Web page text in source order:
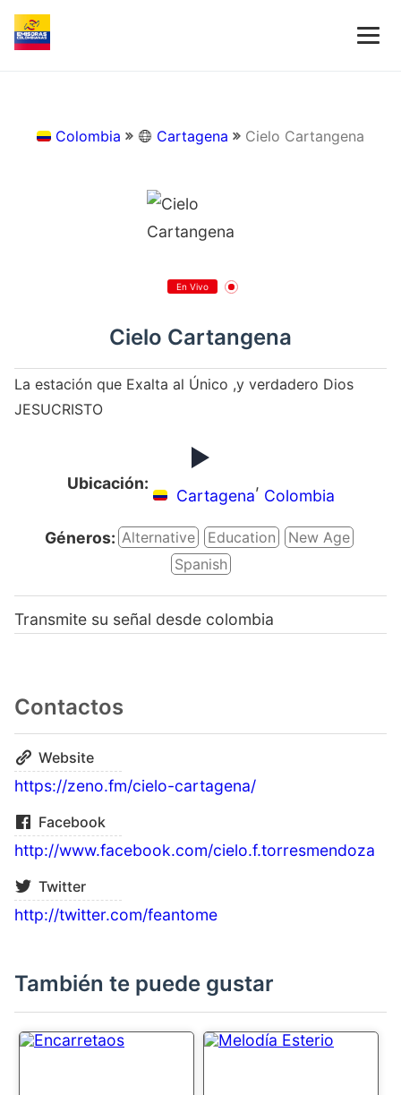
Colombia Cartagena Cielo Cartangena
En Vivo
Cielo Cartangena
La estación que Exalta al Único ,y verdadero Dios
JESUCRISTO
Ubicación:
Cartagena
,
Colombia
Géneros: Alternative Education
New Age
Spanish
Transmite su señal desde colombia
Contactos
Website
https://zeno.fm/cielo-cartagena/
Facebook
http://www.facebook.com/cielo.f.torresmendoza
Twitter
http://twitter.com/feantome
También te puede gustar